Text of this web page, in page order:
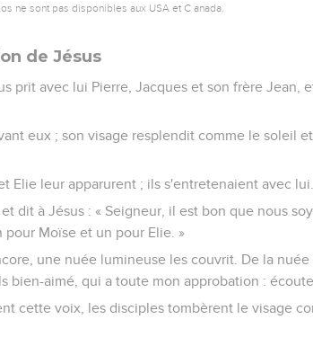
ne sont pas disponibles aux USA et C anada.
de Jésus
prit avec lui Pierre, Jacques et son frère Jean,
eux ; son visage resplendit comme le soleil
Elie leur apparurent ; ils s'entretenaient avec lui.
dit à Jésus : « Seigneur, il est bon que nous
pour Moïse et un pour Elie. »
une nuée lumineuse les couvrit. De la
bien-aimé, qui a toute mon approbation :
cette voix, les disciples tombèrent le visage